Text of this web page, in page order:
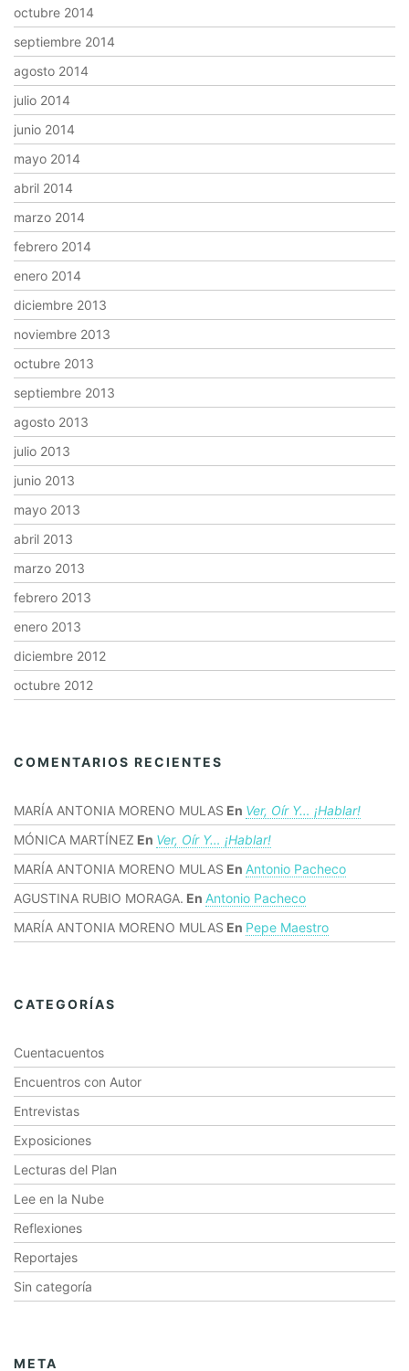
octubre 2014
septiembre 2014
agosto 2014
julio 2014
junio 2014
mayo 2014
abril 2014
marzo 2014
febrero 2014
enero 2014
diciembre 2013
noviembre 2013
octubre 2013
septiembre 2013
agosto 2013
julio 2013
junio 2013
mayo 2013
abril 2013
marzo 2013
febrero 2013
enero 2013
diciembre 2012
octubre 2012
COMENTARIOS RECIENTES
MARÍA ANTONIA MORENO MULAS En Ver, Oír Y… ¡hablar!
MÓNICA MARTÍNEZ En Ver, Oír Y… ¡hablar!
MARÍA ANTONIA MORENO MULAS En Antonio Pacheco
AGUSTINA RUBIO MORAGA. En Antonio Pacheco
MARÍA ANTONIA MORENO MULAS En Pepe Maestro
CATEGORÍAS
Cuentacuentos
Encuentros con Autor
Entrevistas
Exposiciones
Lecturas del Plan
Lee en la Nube
Reflexiones
Reportajes
Sin categoría
META